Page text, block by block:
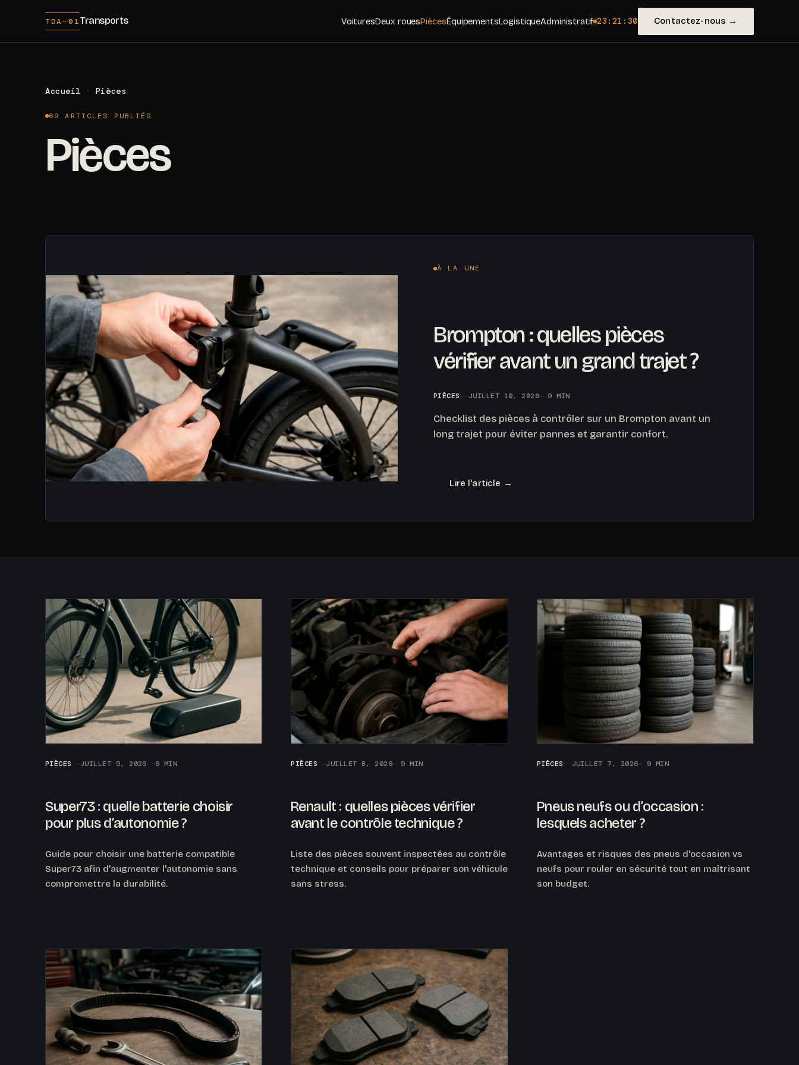
TDA—01Transports VoituresDeux rouesPiècesÉquipementsLogistiqueAdministratif 23:21:31 Contactez-nous →
Accueil · Pièces
69 ARTICLES PUBLIÉS
Pièces
À LA UNE
Brompton : quelles pièces
vérifier avant un grand trajet ?
PIÈCES JUILLET 10, 2026 9 MIN
Checklist des pièces à contrôler sur un Brompton avant un
long trajet pour éviter pannes et garantir confort.
Lire l'article →
PIÈCES JUILLET 9, 2026 9 MIN
Super73 : quelle batterie choisir
pour plus d’autonomie ?
Guide pour choisir une batterie compatible
Super73 afin d'augmenter l'autonomie sans
compromettre la durabilité.
PIÈCES JUILLET 8, 2026 9 MIN
Renault : quelles pièces vérifier
avant le contrôle technique ?
Liste des pièces souvent inspectées au contrôle
technique et conseils pour préparer son véhicule
sans stress.
PIÈCES JUILLET 7, 2026 9 MIN
Pneus neufs ou d’occasion :
lesquels acheter ?
Avantages et risques des pneus d'occasion vs
neufs pour rouler en sécurité tout en maîtrisant
son budget.